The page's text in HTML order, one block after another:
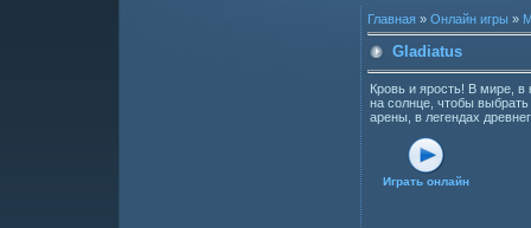
Главная » Онлайн игры »
Gladiatus
Кровь и ярость! В мире,
на солнце, чтобы
арены, в легендах
Играть онлайн